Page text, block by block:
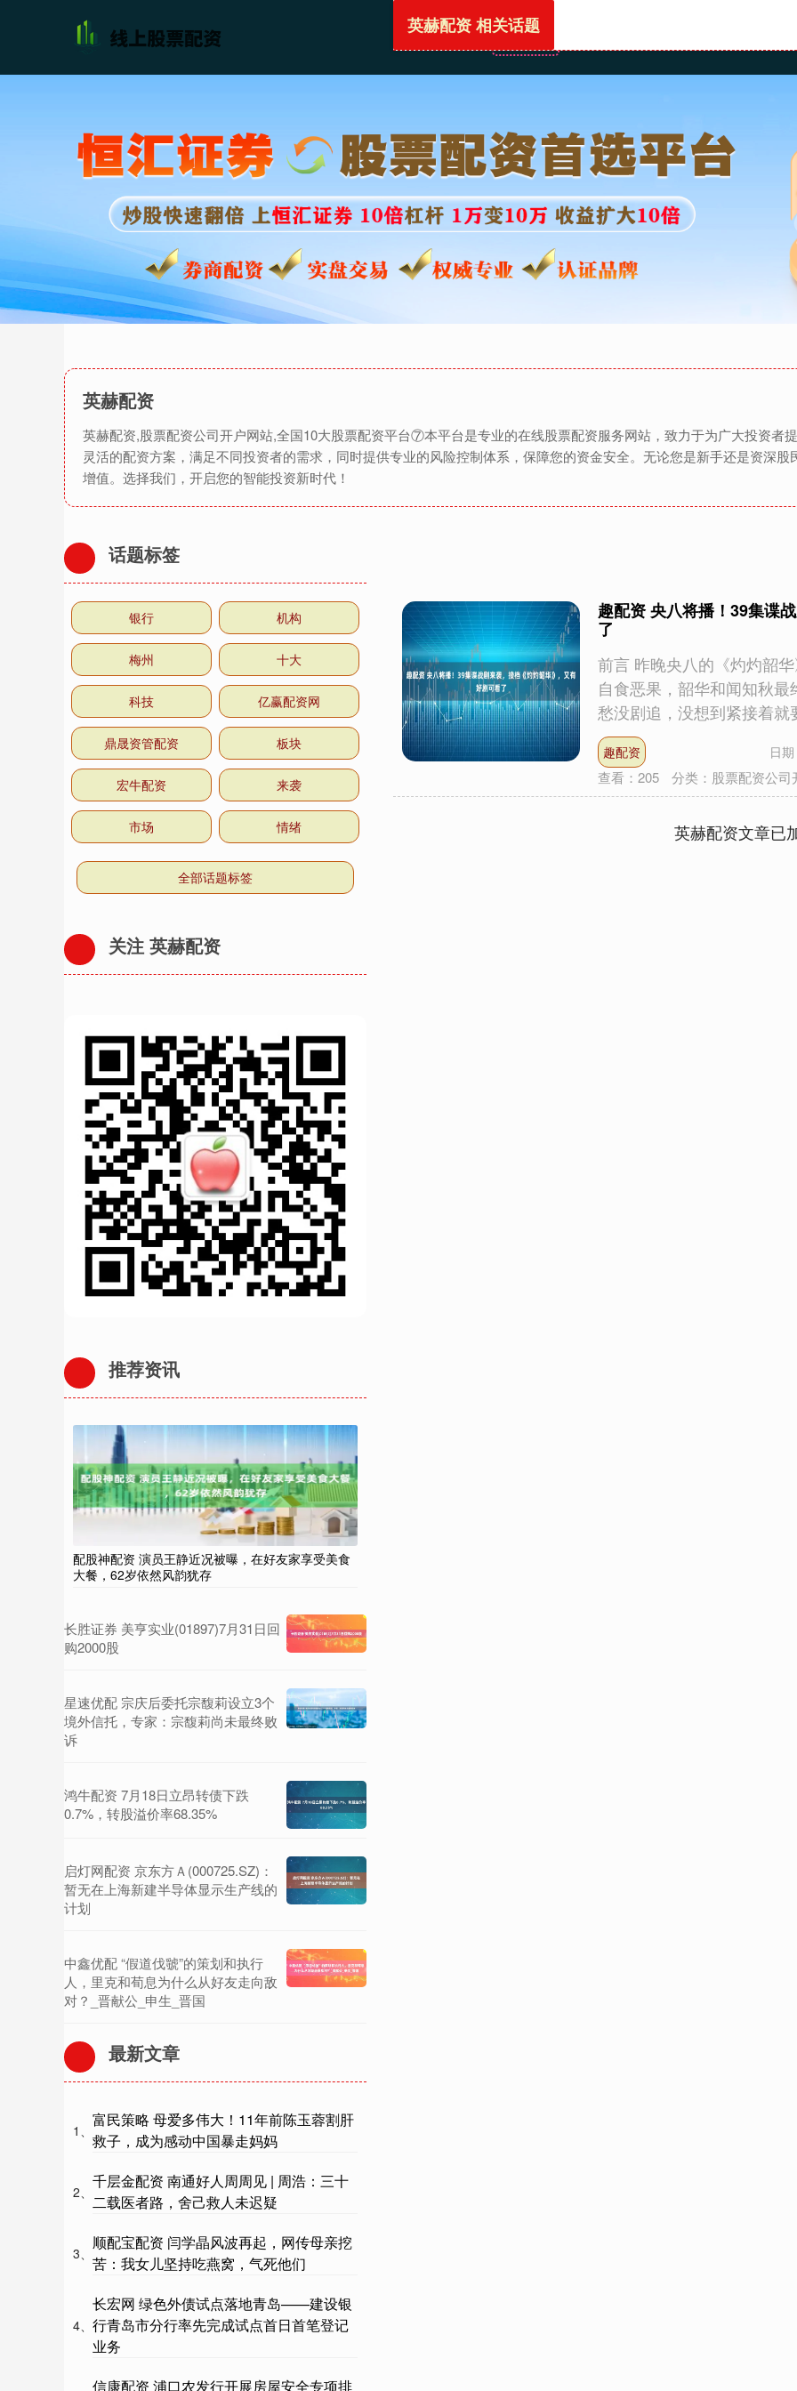
首页
英赫配资
英赫配资,股票配资公司开户网站,全国10大股票配资平台⑦本平台是专业的在线股票配资服务网站，致力于为广大投资者
灵活的配资方案，满足不同投资者的需求，同时提供专业的风险控制体系，保障您的资金安全。无论您是新手还是资深
增值。选择我们，开启您的智能投资新时代！
英赫配资 相关话题
趣配资 央八将播！39集谍
了
前言 昨晚央八的《灼灼韶
自食恶果，韶华和闻知秋
愁没剧追，没想到紧接着就
趣配资 日
查看： 205 分类： 股票配资公司
英赫配资文章已
话题标签
银行 机构
梅州 十大
科技 亿赢配资网
鼎晟资管配资 板块
宏牛配资 来袭
市场 情绪
全部话题标签
关注 英赫配资
推荐资讯
配股神配资 演员王静近况被曝，在好友家享受美食
大餐，62岁依然风韵犹存
长胜证券 美亨实业(01897)7月31日回
购2000股
星速优配 宗庆后委托宗馥莉设立3个
境外信托，专家：宗馥莉尚未最终败
诉
鸿牛配资 7月18日立昂转债下跌
0.7%，转股溢价率68.35%
启灯网配资 京东方Ａ(000725.SZ)：
暂无在上海新建半导体显示生产线的
计划
中鑫优配 “假道伐虢”的策划和执行
人，里克和荀息为什么从好友走向敌
对？_晋献公_申生_晋国
最新文章
1、
富民策略 母爱多伟大！11年前陈玉蓉割肝
救子，成为感动中国暴走妈妈
2、
千层金配资 南通好人周周见 | 周浩：三十
二载医者路，舍己救人未迟疑
3、
顺配宝配资 闫学晶风波再起，网传母亲挖
苦：我女儿坚持吃燕窝，气死他们
4、
长宏网 绿色外债试点落地青岛——建设银
行青岛市分行率先完成试点首日首笔登记
业务
信康配资 浦口农发行开展房屋安全专项排